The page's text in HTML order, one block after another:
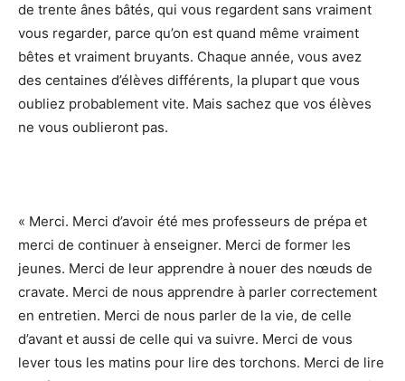
de trente ânes bâtés, qui vous regardent sans vraiment
vous regarder, parce qu’on est quand même vraiment
bêtes et vraiment bruyants. Chaque année, vous avez
des centaines d’élèves différents, la plupart que vous
oubliez probablement vite. Mais sachez que vos élèves
ne vous oublieront pas.
« Merci. Merci d’avoir été mes professeurs de prépa et
merci de continuer à enseigner. Merci de former les
jeunes. Merci de leur apprendre à nouer des nœuds de
cravate. Merci de nous apprendre à parler correctement
en entretien. Merci de nous parler de la vie, de celle
d’avant et aussi de celle qui va suivre. Merci de vous
lever tous les matins pour lire des torchons. Merci de lire